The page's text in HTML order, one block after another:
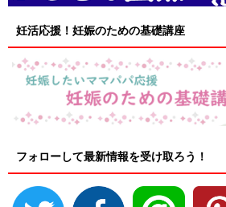
妊活応援！妊娠のための基礎講座
フォローして最新情報を受け取ろう！